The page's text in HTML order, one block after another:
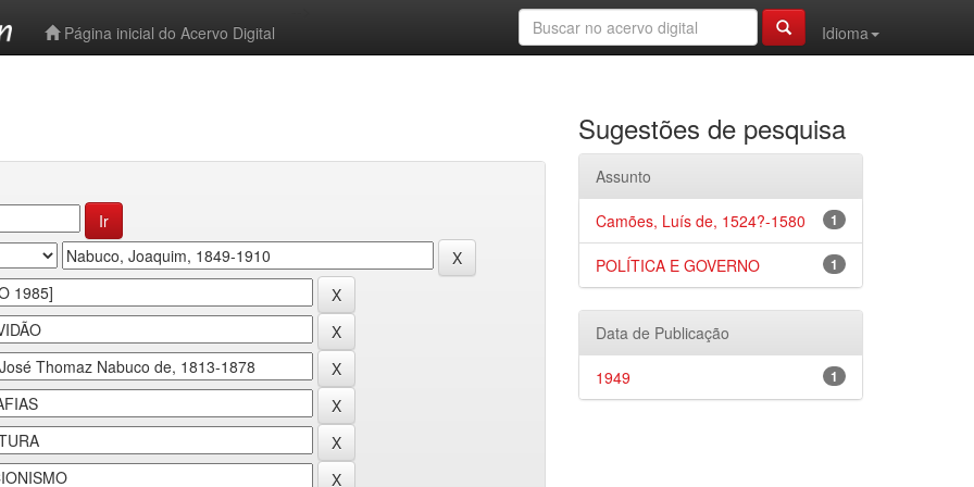
Página inicial do Acervo Digital
Idioma
Sugestões de pesquisa
Assunto
1
Camões, Luís de, 1524?-1580
1
POLÍTICA E GOVERNO
Data de Publicação
1
1949